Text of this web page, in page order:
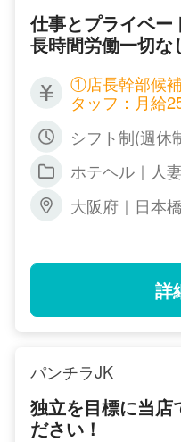
仕事とプライベー
長時間労働一切な
①店長幹部候
タッフ：月給
1,500円(社員
円/アルバイト
給有)
シフト制(週休
ホテヘル｜人妻
大阪府｜日本橋
詳
パンチラJK
独立を目標に当店
ださい！